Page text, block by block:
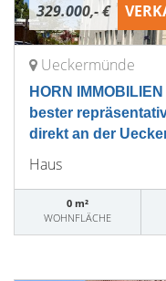
329.000,- €
Ueckermünde
HORN
bester
direkt an der
Haus
0 m²
WOHNFLÄCHE